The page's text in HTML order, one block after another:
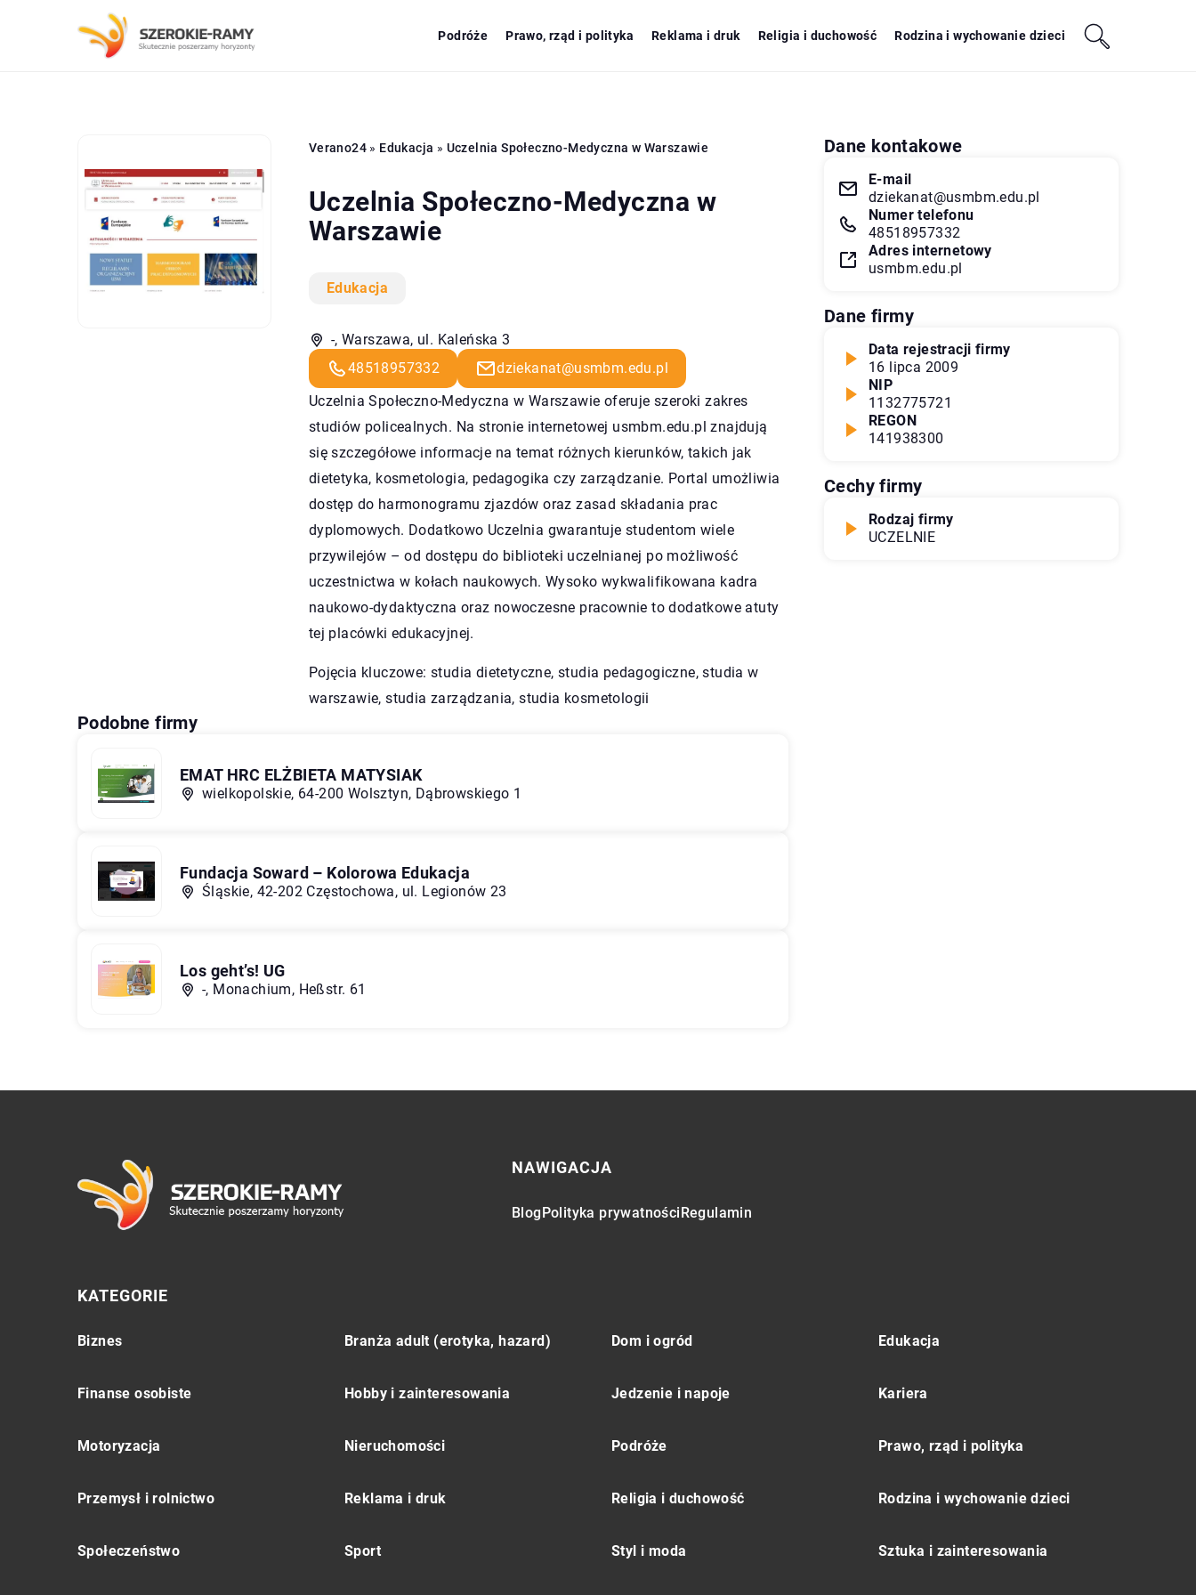
Podróże Prawo, rząd i polityka Reklama i druk Religia i duchowość Rodzina i wychowanie dzieci
Verano24» Edukacja » Uczelnia Społeczno-Medyczna w Warszawie
Uczelnia Społeczno-Medyczna w
Warszawie
Edukacja
-, Warszawa, ul. Kaleńska 3
48518957332
dziekanat@usmbm.edu.pl
Uczelnia Społeczno-Medyczna w Warszawie oferuje szeroki zakres
studiów policealnych. Na stronie internetowej usmbm.edu.pl znajdują
się szczegółowe informacje na temat różnych kierunków, takich jak
dietetyka, kosmetologia, pedagogika czy zarządzanie. Portal umożliwia
dostęp do harmonogramu zjazdów oraz zasad składania prac
dyplomowych. Dodatkowo Uczelnia gwarantuje studentom wiele
przywilejów – od dostępu do biblioteki uczelnianej po możliwość
uczestnictwa w kołach naukowych. Wysoko wykwalifikowana kadra
naukowo-dydaktyczna oraz nowoczesne pracownie to dodatkowe atuty
tej placówki edukacyjnej.
Pojęcia kluczowe: studia dietetyczne, studia pedagogiczne,studia w
warszawie, studia zarządzania, studia kosmetologii
Podobne firmy
EMAT HRC ELŻBIETA MATYSIAK
wielkopolskie, 64-200 Wolsztyn, Dąbrowskiego 1
Fundacja Soward – Kolorowa Edukacja
Śląskie, 42-202 Częstochowa, ul. Legionów 23
Los geht’s! UG
-, Monachium, Heßstr. 61
Dane kontakowe
E-mail
dziekanat@usmbm.edu.pl
Numer telefonu
48518957332
Adres internetowy
usmbm.edu.pl
Dane firmy
Data rejestracji firmy
16 lipca 2009
NIP
1132775721
REGON
141938300
Cechy firmy
Rodzaj firmy
UCZELNIE
NAWIGACJA
BlogPolityka prywatnościRegulamin
KATEGORIE
Biznes Branża adult (erotyka, hazard) Dom i ogród Edukacja
Finanse osobiste Hobby i zainteresowania Jedzenie i napoje Kariera
Motoryzacja Nieruchomości Podróże Prawo, rząd i polityka
Przemysł i rolnictwo Reklama i druk Religia i duchowość Rodzina i wychowanie dzieci
Społeczeństwo Sport Styl i moda Sztuka i zainteresowania